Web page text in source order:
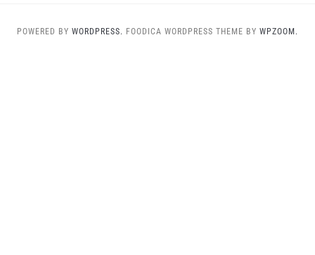
POWERED BY WORDPRESS. FOODICA WORDPRESS THEME BY WPZOOM.